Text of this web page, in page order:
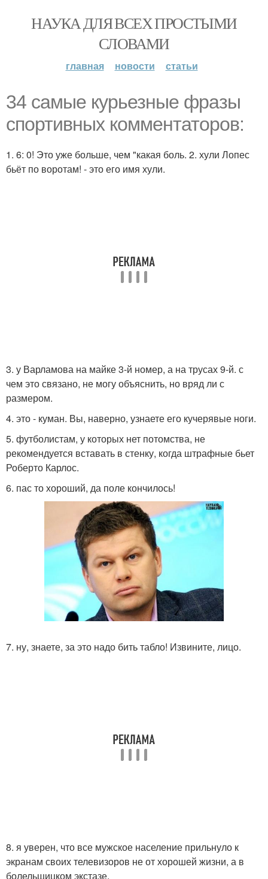
НАУКА ДЛЯ ВСЕХ ПРОСТЫМИ
СЛОВАМИ
главная новости статьи
34 самые курьезные фразы
спортивных комментаторов:
1. 6: 0! Это уже больше, чем "какая боль. 2. хули Лопес
бьёт по воротам! - это его имя хули.
3. у Варламова на майке 3-й номер, а на трусах 9-й. с
чем это связано, не могу объяснить, но вряд ли с
размером.
4. это - куман. Вы, наверно, узнаете его кучерявые ноги.
5. футболистам, у которых нет потомства, не
рекомендуется вставать в стенку, когда штрафные бьет
Роберто Карлос.
6. пас то хороший, да поле кончилось!
7. ну, знаете, за это надо бить табло! Извините, лицо.
8. я уверен, что все мужское население прильнуло к
экранам своих телевизоров не от хорошей жизни, а в
болельщицком экстазе.